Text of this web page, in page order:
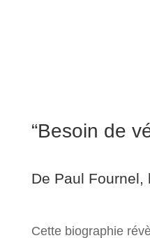
“Besoin de
De Paul Fournel,
Cette biographie